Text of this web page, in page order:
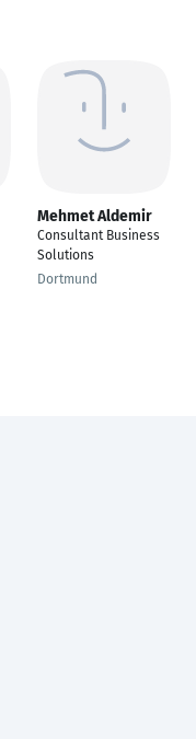
Mehmet Aldemir
Consultant Business
Solutions
Dortmund